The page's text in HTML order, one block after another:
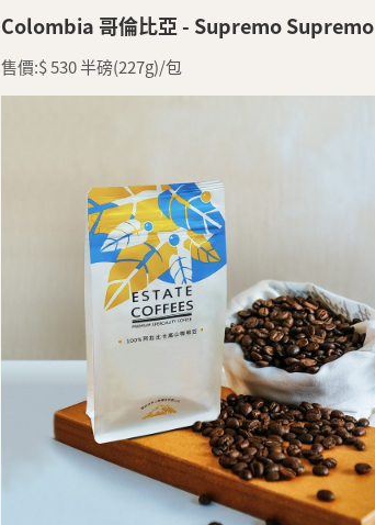
Colombia 哥倫比亞 - Supremo Supremo
售價:$ 530 半磅(227g)/包